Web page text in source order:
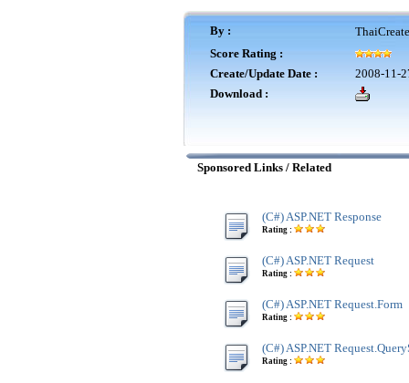
By :
Score Rating :
Create/Update Date :
2008-11-
Download :
Sponsored Links / Related
(C#) ASP.NET Response
Rating :
(C#) ASP.NET Request
Rating :
(C#) ASP.NET Request.Form
Rating :
(C#) ASP.NET
Rating :